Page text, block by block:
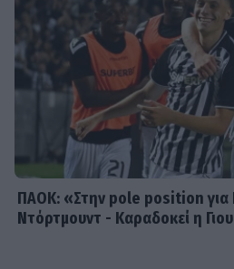
SHOWBIZ
Η «άλλη» Νάουσα της
Τσιμτσιλή! Παράδοση, πίστη και
ξεχωριστές στιγμές στην Πάρο
ΠΑΟΚ: «Στην pole position για
Ντόρτμουντ - Καραδοκεί η